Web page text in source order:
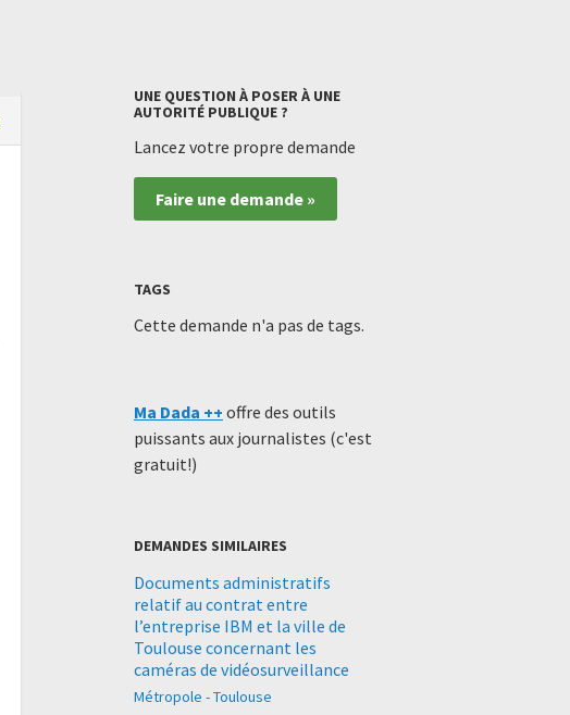
UNE QUESTION À POSER À UNE
AUTORITÉ PUBLIQUE ?
Lancez votre propre demande
Faire une demande »
TAGS
Cette demande n'a pas de tags.
Ma Dada ++ offre des outils
puissants aux journalistes (c'est
gratuit!)
DEMANDES SIMILAIRES
Documents administratifs
relatif au contrat entre
l’entreprise IBM et la ville de
Toulouse concernant les
caméras de vidéosurveillance
Métropole - Toulouse